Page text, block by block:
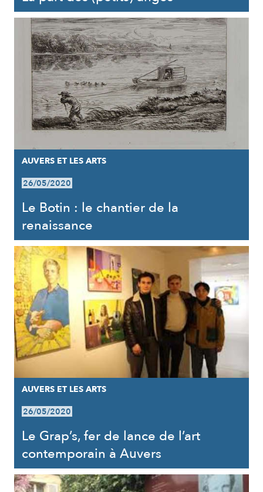
AUVERS ET LES ARTS
26/05/2020
Le Botin : le chantier de la
renaissance
AUVERS ET LES ARTS
26/05/2020
Le Grap’s, fer de lance de l’art
contemporain à Auvers